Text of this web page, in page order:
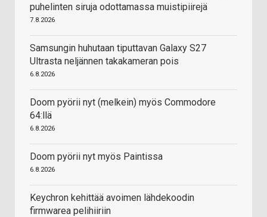
puhelinten siruja odottamassa muistipiirejä
7.8.2026
Samsungin huhutaan tiputtavan Galaxy S27
Ultrasta neljännen takakameran pois
6.8.2026
Doom pyörii nyt (melkein) myös Commodore
64:llä
6.8.2026
Doom pyörii nyt myös Paintissa
6.8.2026
Keychron kehittää avoimen lähdekoodin
firmwarea pelihiiriin